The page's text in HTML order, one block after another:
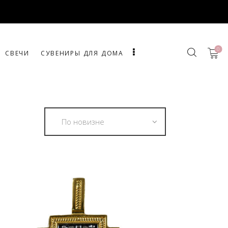
СВЕЧИ СУВЕНИРЫ ДЛЯ ДОМА 0